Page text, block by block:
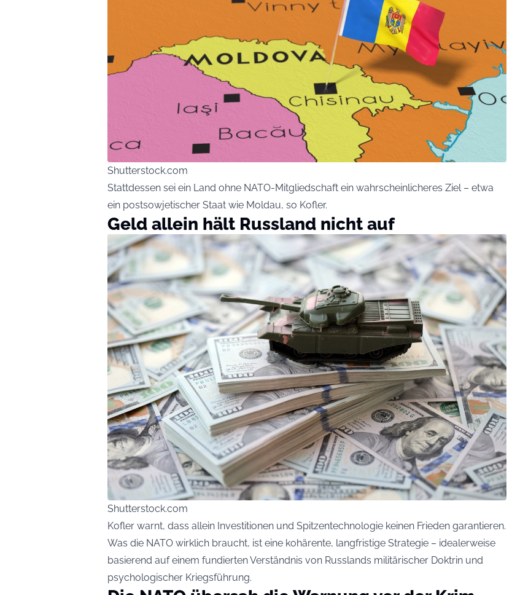
Shutterstock.com
Stattdessen sei ein Land ohne NATO-Mitgliedschaft ein wahrscheinlicheres Ziel – etwa
ein postsowjetischer Staat wie Moldau, so Kofler.
Geld allein hält Russland nicht auf
Shutterstock.com
Kofler warnt, dass allein Investitionen und Spitzentechnologie keinen Frieden garantieren.
Was die NATO wirklich braucht, ist eine kohärente, langfristige Strategie – idealerweise
basierend auf einem fundierten Verständnis von Russlands militärischer Doktrin und
psychologischer Kriegsführung.